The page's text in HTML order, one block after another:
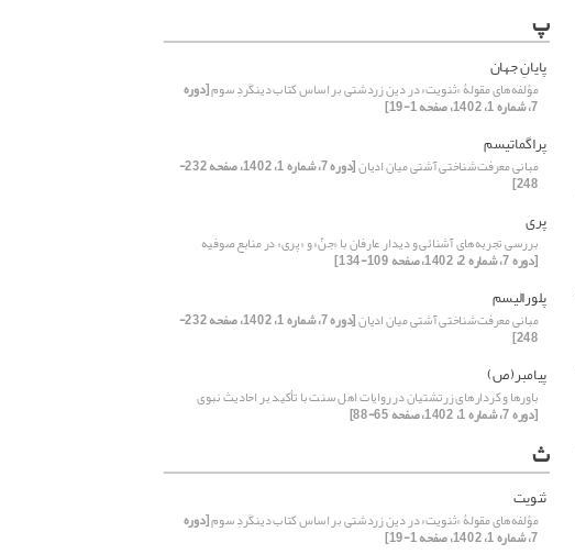
پ
پایانِ جهان
مؤلفه‌های مقولۀ «ثنویت» در دین زردشتی بر اساس کتاب دینکَردِ سوم[دوره
7، شماره 1، 1402، صفحه 1-19]
پراگماتیسم
مبانی معرفت‌شناختی آشتی میان ادیان [دوره 7، شماره 1، 1402، صفحه 232-
248]
پری
بررسی تجربه‌های آشنائی و دیدار عارفان با «جنّ» و «پری» در منابع صوفیه
[دوره 7، شماره 2، 1402، صفحه 109-134]
پلورالیسم
مبانی معرفت‌شناختی آشتی میان ادیان [دوره 7، شماره 1، 1402، صفحه 232-
248]
پیامبر(ص)
باورها و کردارهای زرتشتیان در روایات اهل سنت با تأکید بر احادیث نبوی
[دوره 7، شماره 1، 1402، صفحه 65-88]
ث
ثنویت
مؤلفه‌های مقولۀ «ثنویت» در دین زردشتی بر اساس کتاب دینکَردِ سوم[دوره
7، شماره 1، 1402، صفحه 1-19]